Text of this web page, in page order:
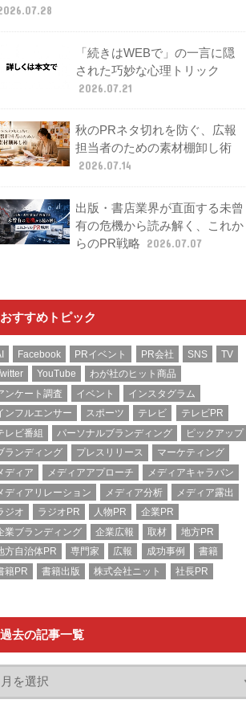
「続きはWEBで」の一言に隠
された巧妙な心理トリック
2026.07.21
秋のPRネタ切れを防ぐ、広報
担当者のための素材棚卸し術
2026.07.14
出版・書店業界が直面する未曾
有の危機から読み解く、これか
らのPR戦略
2026.07.07
おすすめトピック
Facebook PRイベント PR会社 SNS
TV
YouTube
わが社のヒット商品
ンケート調査
イベント
インスタグラム
ンフルエンサー
スポーツ テレビ
テレビPR
レビ番組
パーソナルブランディング
ピックアップ
ランディング
プレスリリース
マーケティング
ディア
メディアアプローチ
メディアキャラバン
ディアリレーション
メディア分析
メディア露出
ジオ
ラジオPR 人物PR
企業PR
業ブランディング
企業広報 取材
地方PR
方自治体PR
専門家 広報 成功事例
書籍
籍PR
書籍出版 株式会社ニット 社長PR
過去の記事一覧